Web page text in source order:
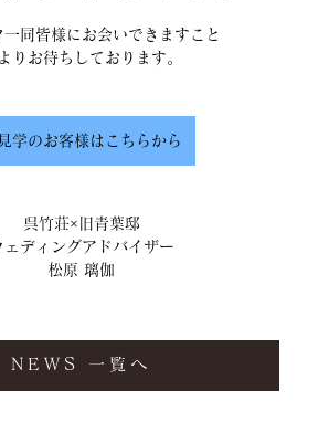
一同皆様にお会いできますこと
りお待ちしております。
学のお客様はこちらから
呉竹荘×旧青葉邸
ェディングアドバイザー
松原 璃伽
NEWS 一覧へ